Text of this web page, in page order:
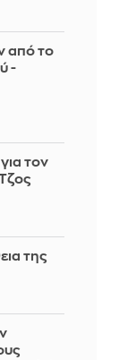
από το
-
τον
της